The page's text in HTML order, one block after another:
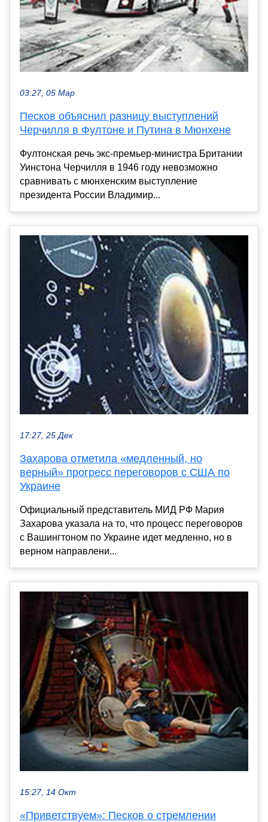
03:27, 05 Мар
Песков объяснил разницу выступлений
Черчилля в Фултоне и Путина в Мюнхене
Фултонская речь экс-премьер-министра Британии
Уинстона Черчилля в 1946 году невозможно
сравнивать с мюнхенским выступление
президента России Владимир...
17:27, 25 Дек
Захарова отметила «медленный, но
верный» прогресс переговоров с США по
Украине
Официальный представитель МИД РФ Мария
Захарова указала на то, что процесс переговоров
с Вашингтоном по Украине идет медленно, но в
верном направлени...
15:27, 14 Окт
«Приветствуем»: Песков о стремлении